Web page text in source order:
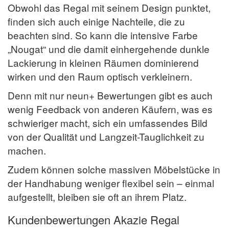
Obwohl das Regal mit seinem Design punktet,
finden sich auch einige Nachteile, die zu
beachten sind. So kann die intensive Farbe
„Nougat“ und die damit einhergehende dunkle
Lackierung in kleinen Räumen dominierend
wirken und den Raum optisch verkleinern.
Denn mit nur neun+ Bewertungen gibt es auch
wenig Feedback von anderen Käufern, was es
schwieriger macht, sich ein umfassendes Bild
von der Qualität und Langzeit-Tauglichkeit zu
machen.
Zudem können solche massiven Möbelstücke in
der Handhabung weniger flexibel sein – einmal
aufgestellt, bleiben sie oft an ihrem Platz.
Kundenbewertungen Akazie Regal